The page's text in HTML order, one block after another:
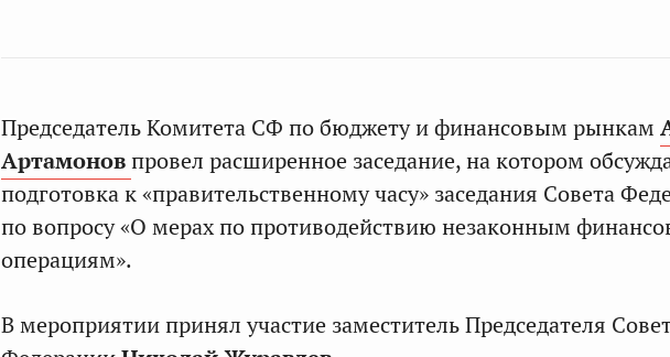
Председатель Комитета СФ по бюджету и финансовым рынкам
Артамоновпровел расширенное заседание, на котором
подготовка к «правительственному часу» заседания Совета
по вопросу «О мерах по противодействию незаконным
операциям».
В мероприятии принял участие заместитель Председателя